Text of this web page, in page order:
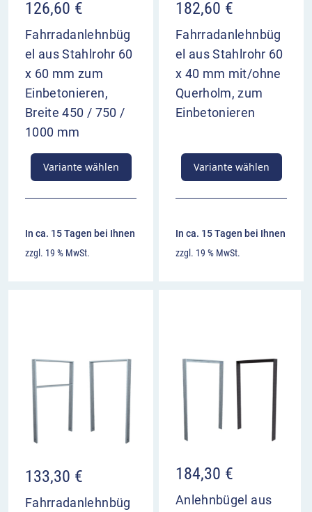
126,60 €
Fahrradanlehnbüg
el aus Stahlrohr 60
x 60 mm zum
Einbetonieren,
Breite 450 / 750 /
1000 mm
Variante wählen
In ca. 15 Tagen bei Ihnen
zzgl. 19 % MwSt.
182,60 €
Fahrradanlehnbüg
el aus Stahlrohr 60
x 40 mm mit/ohne
Querholm, zum
Einbetonieren
Variante wählen
In ca. 15 Tagen bei Ihnen
zzgl. 19 % MwSt.
133,30 €
Fahrradanlehnbüg
184,30 €
Anlehnbügel aus